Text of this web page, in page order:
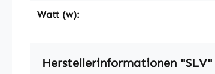
Watt (w):
Herstellerinformationen "SLV"